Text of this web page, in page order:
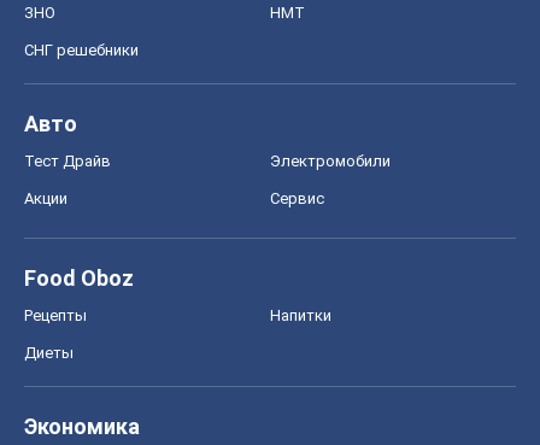
ЗНО НМТ
СНГ решебники
Авто
Тест Драйв Электромобили
Акции Сервис
Food Oboz
Рецепты Напитки
Диеты
Экономика